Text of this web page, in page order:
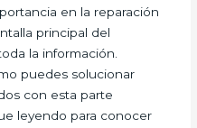
en la reparación
principal del
la información.
puedes solucionar
con esta parte
leyendo para conocer